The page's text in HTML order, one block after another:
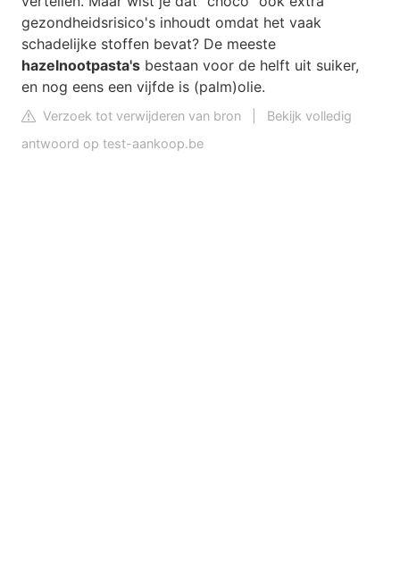
gezondheidsrisico's inhoudt omdat het vaak
schadelijke stoffen bevat? De meeste
hazelnootpasta's bestaan voor de helft uit suiker,
en nog eens een vijfde is (palm)olie.
Verzoek tot verwijderen van bron
Bekijk volledig
antwoord op test-aankoop.be